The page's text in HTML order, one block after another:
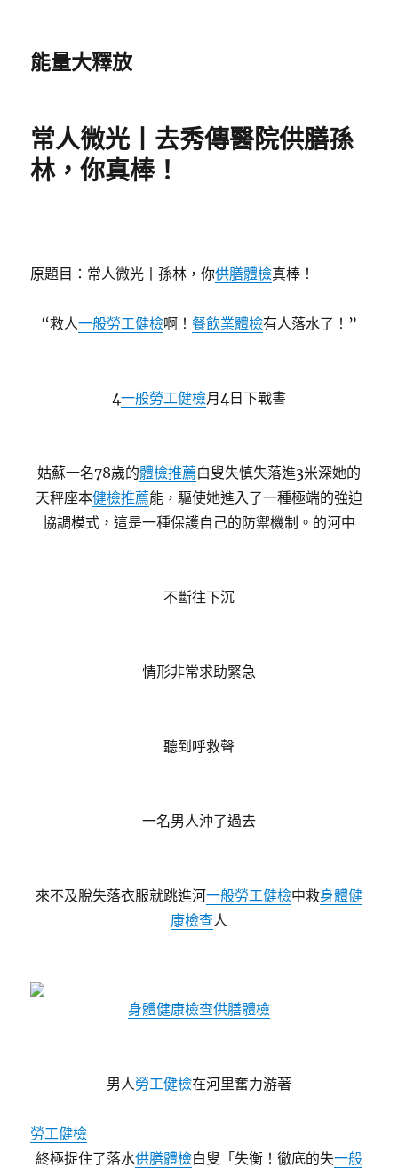
能量大釋放
常人微光丨去秀傳醫院供膳孫
林，你真棒！
原題目：常人微光丨孫林，你供膳體檢真棒！
“救人一般勞工健檢啊！ 餐飲業體檢有人落水了！”
4一般勞工健檢月4日下戰書
姑蘇一名78歲的體檢推薦白叟失慎失落進3米深她的
天秤座本健檢推薦能，驅使她進入了一種極端的強迫
協調模式，這是一種保護自己的防禦機制。的河中
不斷往下沉
情形非常求助緊急
聽到呼救聲
一名男人沖了過去
來不及脫失落衣服就跳進河一般勞工健檢中救身體健
康檢查人
身體健康檢查供膳體檢
男人勞工健檢在河里奮力游著
勞工健檢
終極捉住了落水供膳體檢白叟「失衡！徹底的失一般